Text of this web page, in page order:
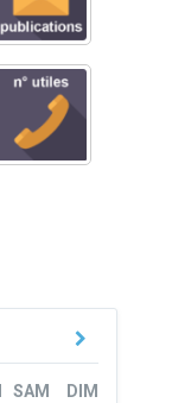
Next
SAM DIM